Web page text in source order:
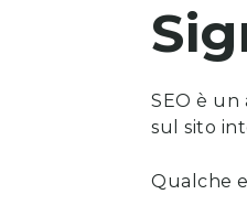
SEO è un
sul sito
Qualche